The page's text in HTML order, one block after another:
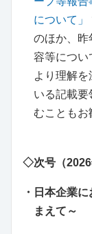
について」
のほか、昨
容等につい
より理解
いる記載要
むこともお
◇次号（2026
・日本企業
まえて～